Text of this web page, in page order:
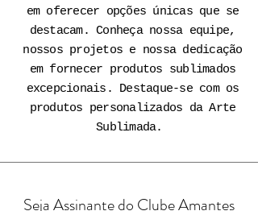
em oferecer opções únicas que se
destacam. Conheça nossa equipe,
nossos projetos e nossa dedicação
em fornecer produtos sublimados
excepcionais. Destaque-se com os
produtos personalizados da Arte
Sublimada.
Seja Assinante do Clube Amantes